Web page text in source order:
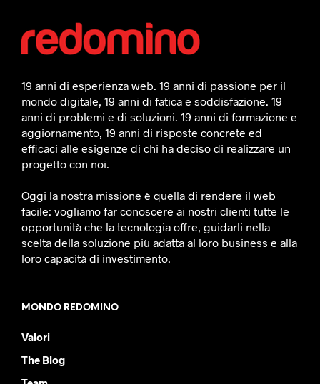
19 anni di esperienza web. 19 anni di passione per il
mondo digitale, 19 anni di fatica e soddisfazione. 19
anni di problemi e di soluzioni. 19 anni di formazione e
aggiornamento, 19 anni di risposte concrete ed
efficaci alle esigenze di chi ha deciso di realizzare un
progetto con noi.
Oggi la nostra missione è quella di rendere il web
facile: vogliamo far conoscere ai nostri clienti tutte le
opportunità che la tecnologia offre, guidarli nella
scelta della soluzione più adatta al loro business e alla
loro capacità di investimento.
MONDO REDOMINO
Valori
The Blog